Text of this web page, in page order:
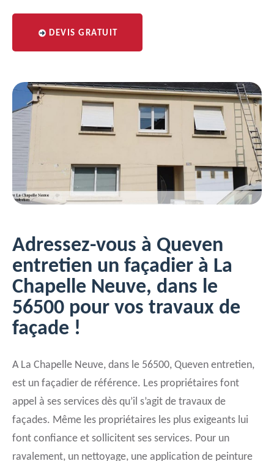
DEVIS GRATUIT
Adressez-vous à Queven
entretien un façadier à La
Chapelle Neuve, dans le
56500 pour vos travaux de
façade !
A La Chapelle Neuve, dans le 56500, Queven entretien,
est un façadier de référence. Les propriétaires font
appel à ses services dès qu’il s’agit de travaux de
façades. Même les propriétaires les plus exigeants lui
font confiance et sollicitent ses services. Pour un
ravalement, un nettoyage, une application de peinture